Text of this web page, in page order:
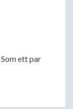
ett par